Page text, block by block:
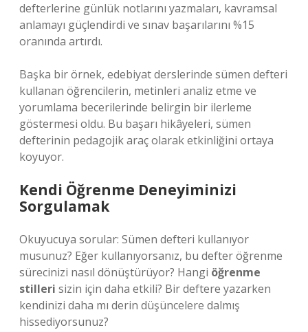
defterlerine günlük notlarını yazmaları, kavramsal
anlamayı güçlendirdi ve sınav başarılarını %15
oranında artırdı.
Başka bir örnek, edebiyat derslerinde sümen defteri
kullanan öğrencilerin, metinleri analiz etme ve
yorumlama becerilerinde belirgin bir ilerleme
göstermesi oldu. Bu başarı hikâyeleri, sümen
defterinin pedagojik araç olarak etkinliğini ortaya
koyuyor.
Kendi Öğrenme Deneyiminizi
Sorgulamak
Okuyucuya sorular: Sümen defteri kullanıyor
musunuz? Eğer kullanıyorsanız, bu defter öğrenme
sürecinizi nasıl dönüştürüyor? Hangi öğrenme
stilleri sizin için daha etkili? Bir deftere yazarken
kendinizi daha mı derin düşüncelere dalmış
hissediyorsunuz?